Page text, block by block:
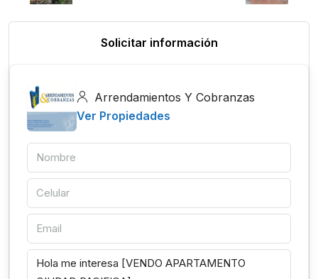
Solicitar información
Arrendamientos Y Cobranzas
Ver Propiedades